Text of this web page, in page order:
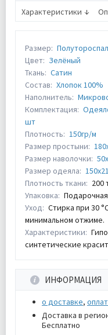
Характеристики
Размер:
Цвет: Зелёный
Ткань: Сатин
Состав: Хлопок 100%
Наполнитель:
Комплектация:
шт
Плотность: 150гр/м
Размер простыни:
Размер наволочки:
Размер одеяла:
Плотность ткани: 200
Упаковка:
Уход: Стирка при 30
минимальном отжиме.
Характеристики:
синтетические
ИНФОРМАЦИЯ
о доставке,
Доставка в
Бесплатно